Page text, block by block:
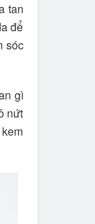
tan
để
sóc
gì
nứt